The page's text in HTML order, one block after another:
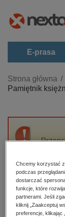
E-prasa
Kategorie
Zobacz
darmowe
edukacja
hobby,
Strona główna
Pamiętnik
High-contrast
Polecane
Chcemy korzystać
podczas
dostarczać
funkcje, które
partnerami. Jeśli
kliknij „Zaakceptuj
preferencje, klikając